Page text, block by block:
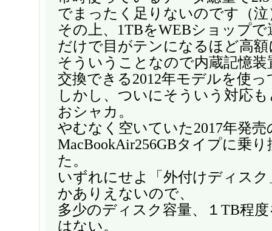
でまったく足りないのです（泣
その上、1TBをWEBショップ
だけで目がテンになるほど高
そういうことなので内蔵記憶
交換できる2012年モデルを使っ
しかし、ついにそういう対応
おシャカ。
やむなく空いていた2017年発売
MacBookAir256GBタイプに乗
た。
いずれにせよ「外付けディス
かありえないので、
多少のディスク容量、１TB程
はない。